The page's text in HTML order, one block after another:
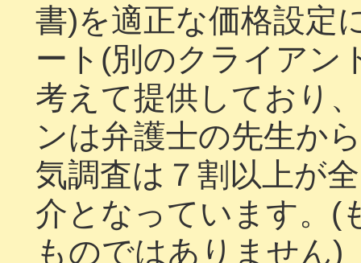
書)を適正な価格設定
ート(別のクライアン
考えて提供しており
ンは弁護士の先生か
気調査は７割以上が
介となっています。(
ものではありません)